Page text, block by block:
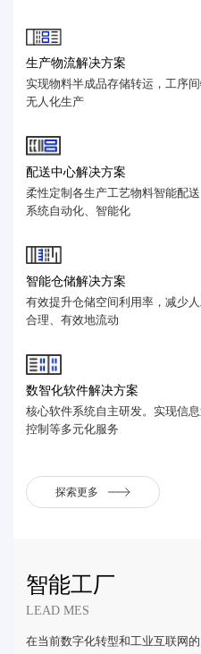
生产物流解决方案
实现物料半成品存储转运，工序
无人化生产
配送中心解决方案
柔性定制各生产工艺物料智能配
系统自动化、智能化
智能仓储解决方案
有效提升仓储空间利用率，减少
合理、有效地流动
数智化软件解决方案
核心软件系统自主研发。实现信
控制等多元化服务
探索更多
智能工厂
LEAD MES
在当前数字化转型和工业互联网